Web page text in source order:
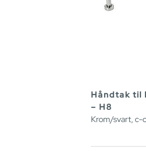
Håndtak til
– H8
Krom/svart, c-